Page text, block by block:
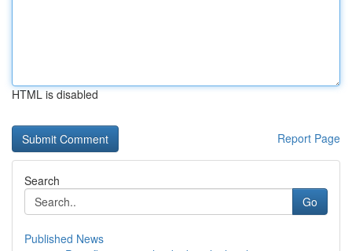
HTML is disabled
Report Page
Search
Go
Published News